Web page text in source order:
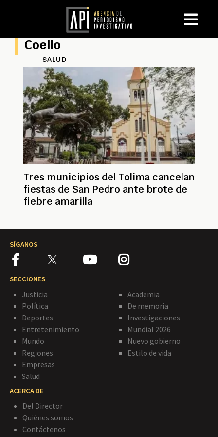
Coello
SALUD
Tres municipios del Tolima cancelan
fiestas de San Pedro ante brote de
fiebre amarilla
SÍGANOS
SECCIONES
Justicia
Política
Deportes
Entretenimiento
Mundo
Regiones
Empresas
Salud
Academia
De memoria
Investigaciones
Mundial 2026
Nuevo gobierno
Estilo de vida
ACERCA DE
Del Director
Quiénes somos
Contáctenos